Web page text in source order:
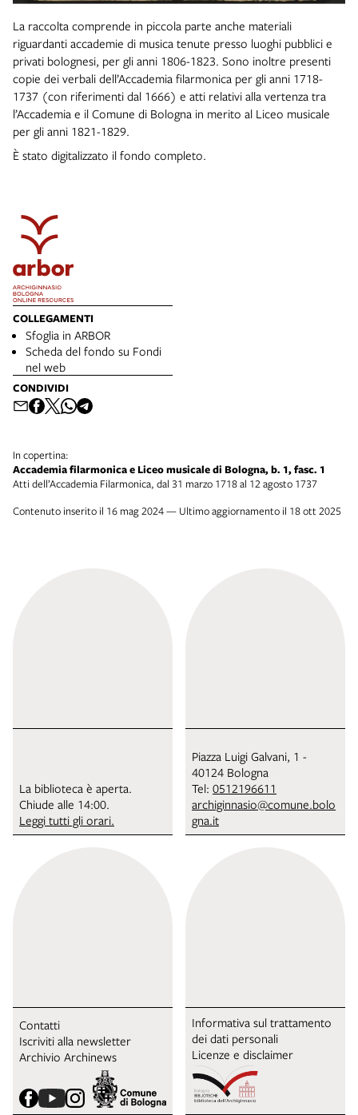
La raccolta comprende in piccola parte anche materiali
riguardanti accademie di musica tenute presso luoghi pubblici e
privati bolognesi, per gli anni 1806-1823. Sono inoltre presenti
copie dei verbali dell’Accademia filarmonica per gli anni 1718-
1737 (con riferimenti dal 1666) e atti relativi alla vertenza tra
l’Accademia e il Comune di Bologna in merito al Liceo musicale
per gli anni 1821-1829.
È stato digitalizzato il fondo completo.
COLLEGAMENTI
Sfoglia in ARBOR
Scheda del fondo su Fondi
nel web
CONDIVIDI
In copertina:
Accademia filarmonica e Liceo musicale di Bologna, b. 1, fasc. 1
Atti dell’Accademia Filarmonica, dal 31 marzo 1718 al 12 agosto 1737
Contenuto inserito il 16 mag 2024 — Ultimo aggiornamento il 18 ott 2025
La biblioteca è aperta.
Chiude alle 14:00.
Leggi tutti gli orari.
Piazza Luigi Galvani, 1 -
40124 Bologna
Tel: 0512196611
archiginnasio@comune.bolo
gna.it
Contatti
Iscriviti alla newsletter
Archivio Archinews
Informativa sul trattamento
dei dati personali
Licenze e disclaimer